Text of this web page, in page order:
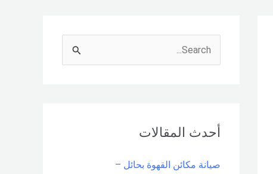
c
f
أحدث المقالات
صيانة مكائن القهوة بحائل –